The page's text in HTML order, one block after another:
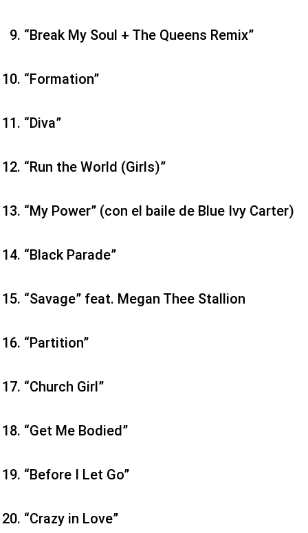
“Break My Soul + The Queens Remix”
“Formation”
“Diva”
“Run the World (Girls)”
“My Power” (con el baile de Blue Ivy Carter)
“Black Parade”
“Savage” feat. Megan Thee Stallion
“Partition”
“Church Girl”
“Get Me Bodied”
“Before I Let Go”
“Crazy in Love”